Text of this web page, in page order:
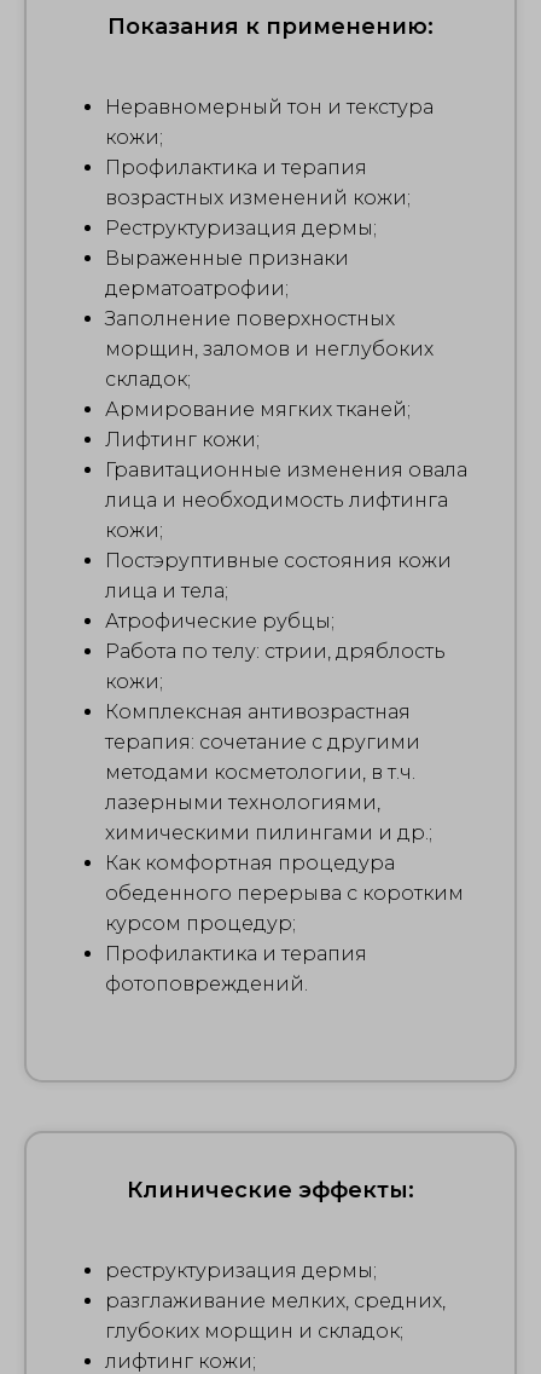
Показания к применению:
Неравномерный тон и текстура
кожи;
Профилактика и терапия
возрастных изменений кожи;
Реструктуризация дермы;
Выраженные признаки
дерматоатрофии;
Заполнение поверхностных
морщин, заломов и неглубоких
складок;
Армирование мягких тканей;
Лифтинг кожи;
Гравитационные изменения овала
лица и необходимость лифтинга
кожи;
Постэруптивные состояния кожи
лица и тела;
Атрофические рубцы;
Работа по телу: стрии, дряблость
кожи;
Комплексная антивозрастная
терапия: сочетание с другими
методами косметологии, в т.ч.
лазерными технологиями,
химическими пилингами и др.;
Как комфортная процедура
обеденного перерыва с коротким
курсом процедур;
Профилактика и терапия
фотоповреждений.
Клинические эффекты:
реструктуризация дермы;
разглаживание мелких, средних,
глубоких морщин и складок;
лифтинг кожи;